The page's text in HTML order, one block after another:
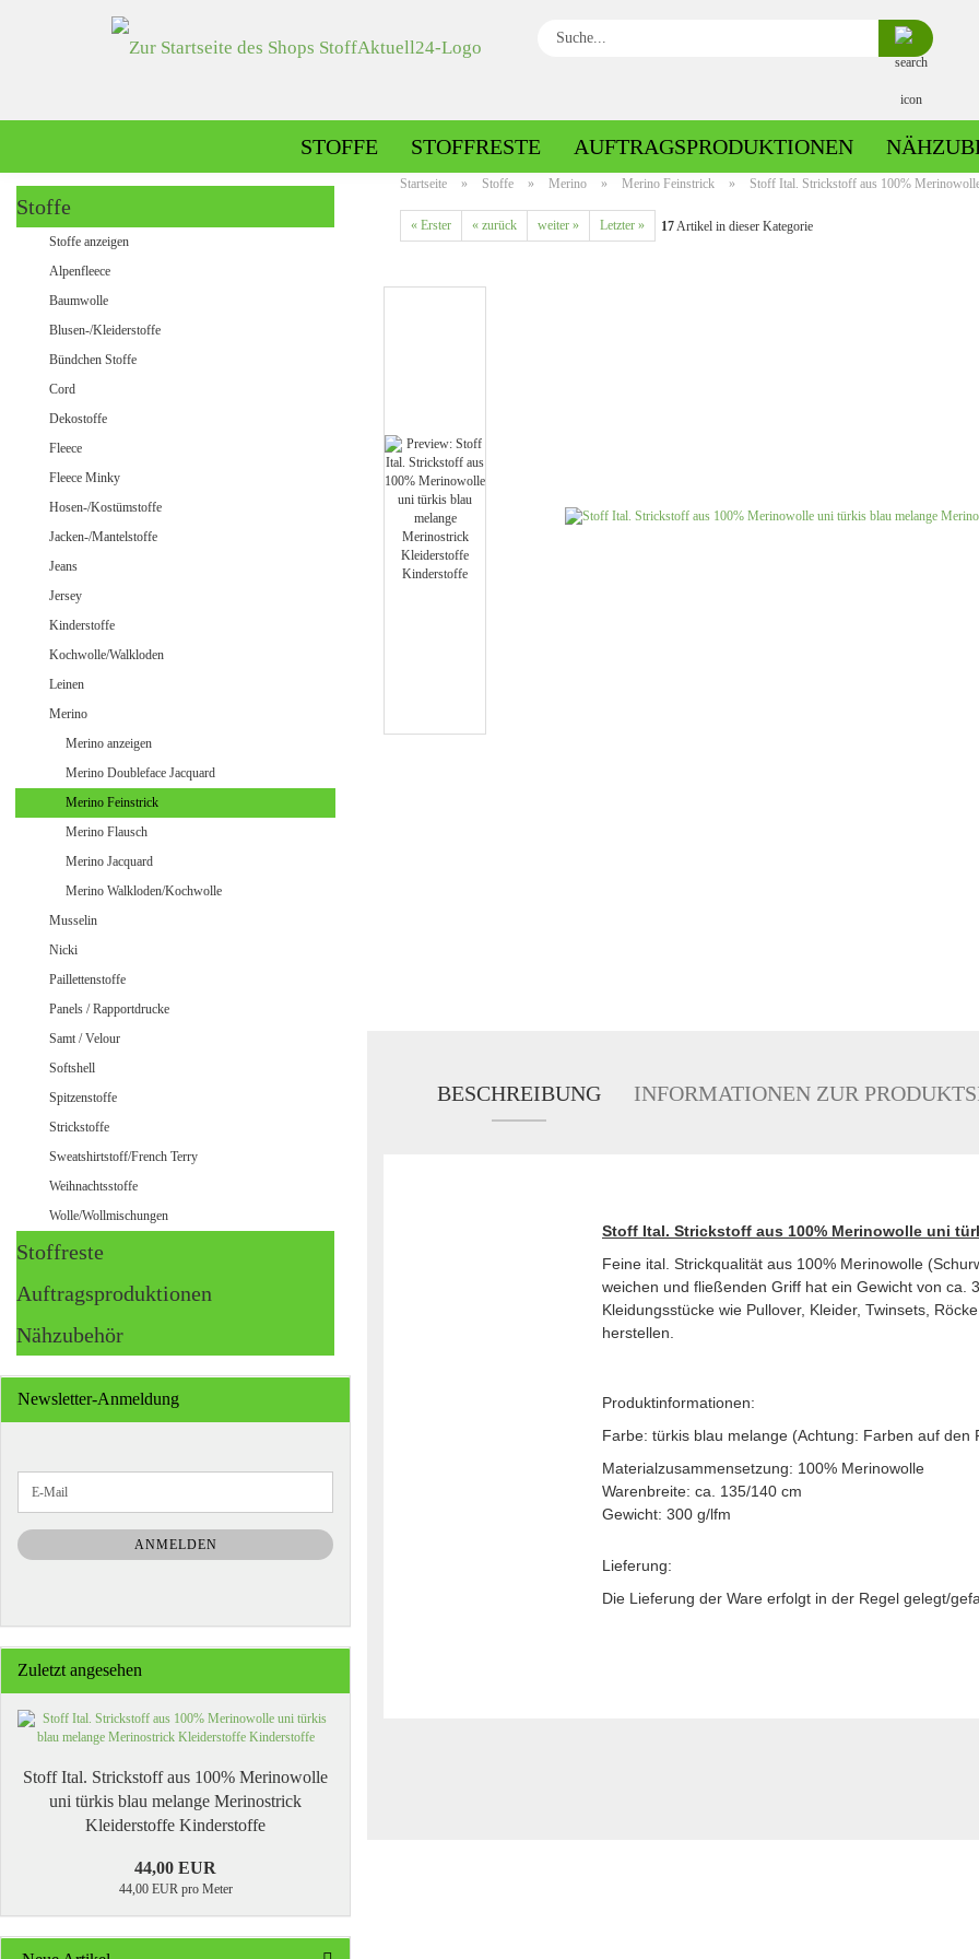
Suche...
STOFFE
Baumwolle gemustert
Samt / Velour uni
STOFFRESTE AUFTRAGSPRODUKTIONEN
Startseite » Stoffe » Merino » Merino Feinstrick » Stoff Ital. Strickstoff aus 100%
« Erster « zurück weiter » Letzter » 17Artikel in dieser Kategorie
BESCHREIBUNG INFORMATIONEN ZUR
Stoff Ital. Strickstoff aus 100% Merinowolle uni
Feine ital. Strickqualität aus 100% Merinowolle
weichen und fließenden Griff hat ein Gewicht von ca.
Kleidungsstücke wie Pullover, Kleider, Twinsets,
herstellen.
Produktinformationen:
Farbe: türkis blau melange (Achtung: Farben auf
Materialzusammensetzung: 100% Merinowolle
Warenbreite: ca. 135/140 cm
Gewicht: 300 g/lfm
Lieferung:
Die Lieferung der Ware erfolgt in der Regel gelegt/
Stoffe
Stoffe anzeigen
Alpenfleece
Baumwolle
Blusen-/Kleiderstoffe
Bündchen Stoffe
Cord
Dekostoffe
Fleece
Fleece Minky
Hosen-/Kostümstoffe
Jacken-/Mantelstoffe
Jeans
Jersey
Kinderstoffe
Kochwolle/Walkloden
Leinen
Merino
Merino anzeigen
Merino Doubleface Jacquard
Merino Feinstrick
Merino Flausch
Merino Jacquard
Merino Walkloden/Kochwolle
Musselin
Nicki
Paillettenstoffe
Panels / Rapportdrucke
Samt / Velour
Softshell
Spitzenstoffe
Strickstoffe
Sweatshirtstoff/French Terry
Weihnachtsstoffe
Wolle/Wollmischungen
Stoffreste
Auftragsproduktionen
Nähzubehör
Newsletter-Anmeldung
ZUR
NEWSLETTER-
ANMELDUNG
E-
Mail
ANMELDEN
Zuletzt angesehen
Stoff Ital. Strickstoff aus 100% Merinowolle
uni türkis blau melange Merinostrick
Kleiderstoffe Kinderstoffe
44,00 EUR
44,00 EUR pro Meter